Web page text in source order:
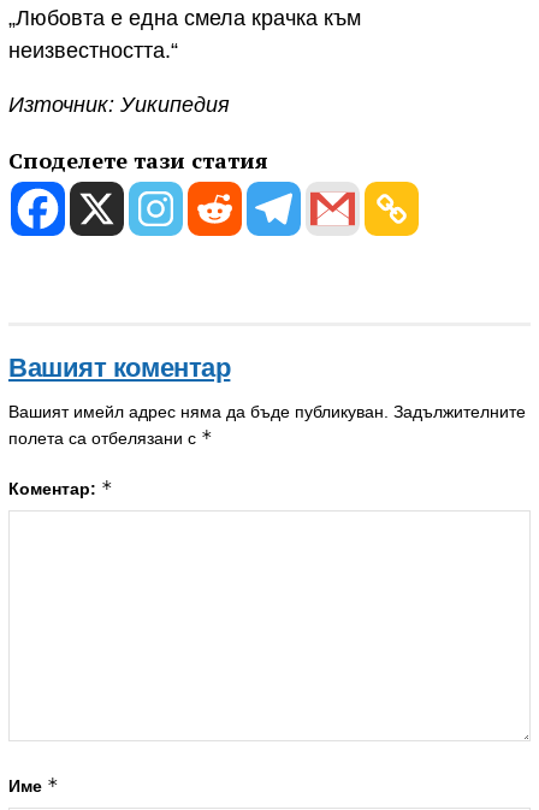
„Любовта е една смела крачка към
неизвестността.“
Източник: Уикипедия
Споделете тази статия
Вашият коментар
Вашият имейл адрес няма да бъде публикуван. Задължителните
полета са отбелязани с *
Коментар: *
Име *